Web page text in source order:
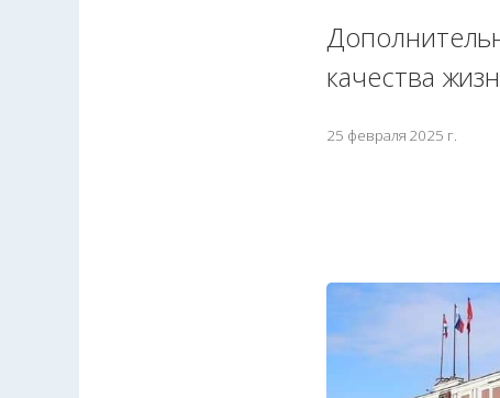
качества
25 февраля 2025 г.